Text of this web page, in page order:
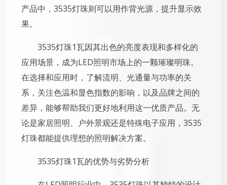
产品中，3535灯珠则可以用作背光源，提升显示效
果。
3535灯珠1瓦因其出色的亮度表现和多样化的
应用场景，成为LED照明市场上的一颗璀璨明珠。
在选择和应用时，了解流明、光通量与功率的关
系，关注色温和显色指数的影响，以及品牌之间的
差异，能够帮助我们更好地利用这一优质产品。无
论是家居照明、户外景观还是特殊电子应用，3535
灯珠都能提供理想的照明解决方案。
3535灯珠1瓦的优势与劣势分析